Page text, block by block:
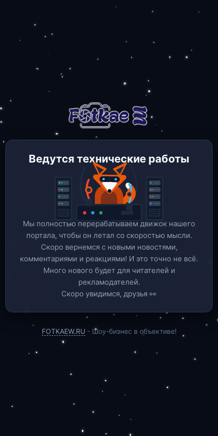
Ведутся технические работы
Мы полностью перерабатываем движок нашего
портала, чтобы он летал со скоростью мысли.
Скоро вернемся c новыми новостями,
комментариями и реакциями! И это точно не всё.
Много нового будет для читателей и
рекламодателей.
Скоро увидимся, друзья 👀
FOTKAEW.RU - Шоу-бизнес в объективе!